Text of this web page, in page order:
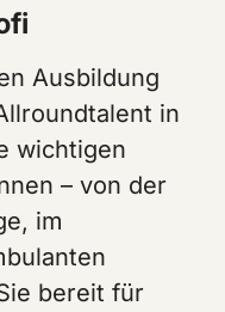
Ausbildung
in
wichtigen
– von der
im
bereit für